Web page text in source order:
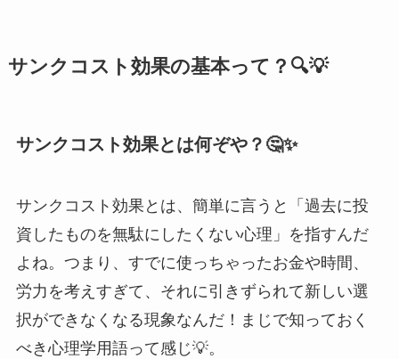
サンクコスト効果の基本って？🔍💡
サンクコスト効果とは何ぞや？🤔✨
サンクコスト効果とは、簡単に言うと「過去に投
資したものを無駄にしたくない心理」を指すんだ
よね。つまり、すでに使っちゃったお金や時間、
労力を考えすぎて、それに引きずられて新しい選
択ができなくなる現象なんだ！まじで知っておく
べき心理学用語って感じ💡。